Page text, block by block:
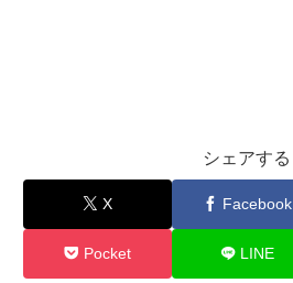
シェアする
X Facebook
Pocket LINE